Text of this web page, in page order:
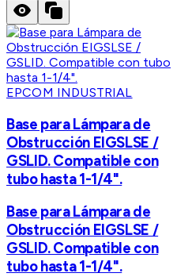
EPCOM INDUSTRIAL
Base para Lámpara de
Obstrucción EIGSLSE /
GSLID. Compatible con
tubo hasta 1-1/4".
Base para Lámpara de
Obstrucción EIGSLSE /
GSLID. Compatible con
tubo hasta 1-1/4".